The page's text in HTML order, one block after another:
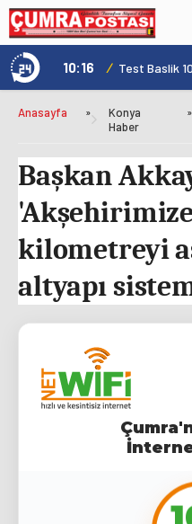
10:16 / Test Baslik
Anasayfa »
Konya
Haber
»
Başkan
kilometreyi
altyapı